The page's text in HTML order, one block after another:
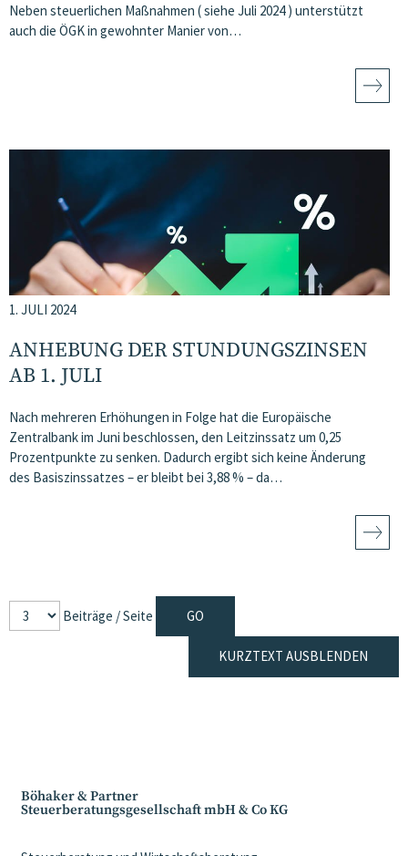
Neben steuerlichen Maßnahmen ( siehe Juli 2024 ) unterstützt
auch die ÖGK in gewohnter Manier von…
1. JULI 2024
ANHEBUNG DER STUNDUNGSZINSEN
AB 1. JULI
Nach mehreren Erhöhungen in Folge hat die Europäische
Zentralbank im Juni beschlossen, den Leitzinssatz um 0,25
Prozentpunkte zu senken. Dadurch ergibt sich keine Änderung
des Basiszinssatzes – er bleibt bei 3,88 % – da…
Beiträge / Seite
KURZTEXT AUSBLENDEN
Böhaker & Partner
Steuerberatungsgesellschaft mbH & Co KG